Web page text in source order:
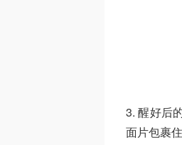
3. 醒好后
面片包裹